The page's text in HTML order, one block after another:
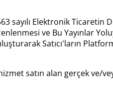
sayılı Elektronik Ticaretin
ve Bu Yayınlar
Satıcı'ların
satın alan gerçek ve/